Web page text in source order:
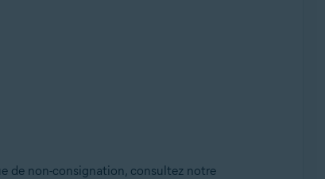
de non-consignation, consultez notre